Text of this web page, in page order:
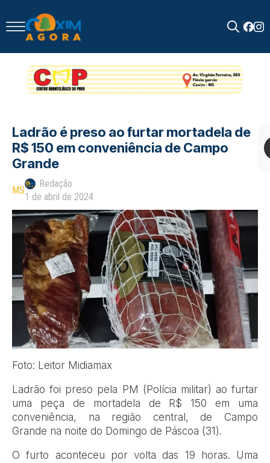
for:
Ladrão é preso ao furtar mortadela de
R$ 150 em conveniência de Campo
Grande
MS
Redação
1 de abril de 2024
Foto: Leitor Midiamax
Ladrão foi preso pela PM (Polícia militar) ao furtar
uma peça de mortadela de R$ 150 em uma
conveniência, na região central, de Campo
Grande na noite do Domingo de Páscoa (31).
O furto aconteceu por volta das 19 horas. Uma